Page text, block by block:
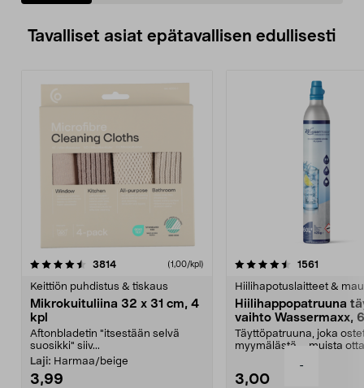
-
Tavalliset asiat epätavallisen edullisesti
3814arvostelut (1,00/kpl)
Keittiön puhdistus & tiskaus
Mikrokuituliina 32 x 31 cm, 4
kpl
Aftonbladetin "itsestään selvä
suosikki" siiv...
Laji: Harmaa/beige
3,99
4.5viidestä
1561
Hiilihapotuslaitteet &
Hiilihappopatruuna
vaihto Wassermaxx,
Täyttöpatruuna, joka
myymälästä – muista
3,00
4.5viidestä